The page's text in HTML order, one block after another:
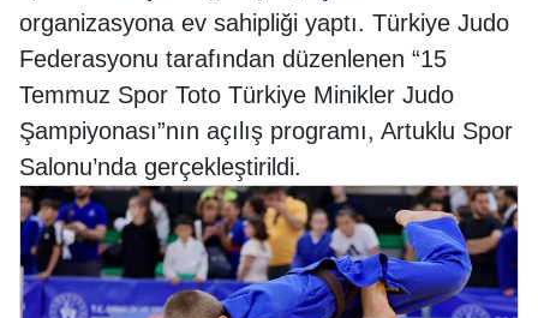
organizasyona ev sahipliği yaptı. Türkiye Judo
Federasyonu tarafından düzenlenen “15
Temmuz Spor Toto Türkiye Minikler Judo
Şampiyonası”nın açılış programı, Artuklu Spor
Salonu’nda gerçekleştirildi.